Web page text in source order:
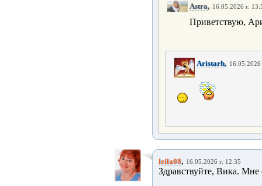
Astra, 16.05.2026 г.
Приветствую,
Aristarh, 16.05.2026
leila08, 16.05.2026 г. 12:35
Здравствуйте, Вика.